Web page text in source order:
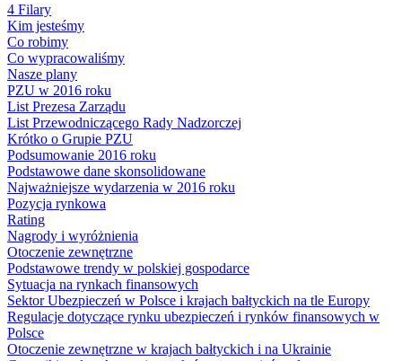
4 Filary
Kim jesteśmy
Co robimy
Co wypracowaliśmy
Nasze plany
PZU w 2016 roku
List Prezesa Zarządu
List Przewodniczącego Rady Nadzorczej
Krótko o Grupie PZU
Podsumowanie 2016 roku
Podstawowe dane skonsolidowane
Najważniejsze wydarzenia w 2016 roku
Pozycja rynkowa
Rating
Nagrody i wyróżnienia
Otoczenie zewnętrzne
Podstawowe trendy w polskiej gospodarce
Sytuacja na rynkach finansowych
Sektor Ubezpieczeń w Polsce i krajach bałtyckich na tle Europy
Regulacje dotyczące rynku ubezpieczeń i rynków finansowych w
Polsce
Otoczenie zewnętrzne w krajach bałtyckich i na Ukrainie